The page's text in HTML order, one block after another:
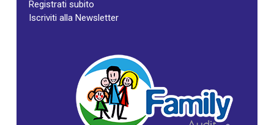
Registrati subito
Iscriviti alla Newsletter